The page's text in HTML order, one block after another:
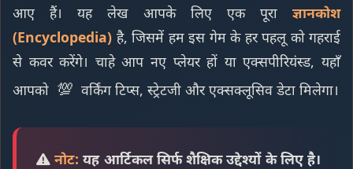
आए हैं। यह लेख आपके लिए एक पूरा ज्ञानकोश
(Encyclopedia) है, जिसमें हम इस गेम के हर पहलू को गहराई
से कवर करेंगे। चाहे आप नए प्लेयर हों या एक्सपीरियंस्ड, यहाँ
आपको 💯 वर्किंग टिप्स, स्ट्रेटजी और एक्सक्लूसिव डेटा मिलेगा।
नोट: यह आर्टिकल सिर्फ शैक्षिक उद्देश्यों के लिए है।